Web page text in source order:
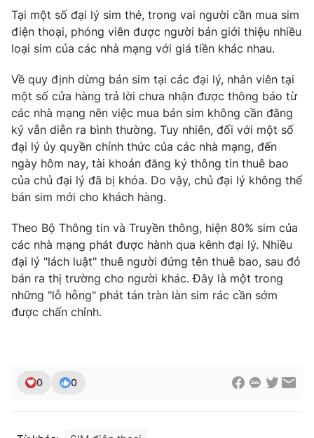
Thế giới đó đây
Kinh tế
Tài chính
Thị trường
Góc doanh nghiệp
Dữ liệu và đời sống
Truyền hình
Phim VTV
Hậu trường
Nhân vật
Giải sao mai
Giải trí
Điện ảnh
Âm nhạc
Sao
Đời sống
Làm đẹp
Chất lượng cuộc sống
Giáo dục
Tuyển sinh
Học trực tuyến
Công nghệ
Hitech Công nghệ tương lai
Sản phẩm
Tư vấn
Giao lưu trực tuyến
Tại một số đại lý sim thẻ, trong vai người cần mua sim
điện thoại, phóng viên được người bán giới thiệu nhiều
loại sim của các nhà mạng với giá tiền khác nhau.
Về quy định dừng bán sim tại các đại lý, nhân viên tại
một số cửa hàng trả lời chưa nhận được thông báo từ
các nhà mạng nên việc mua bán sim không cần đăng
ký vẫn diễn ra bình thường. Tuy nhiên, đối với một số
đại lý ủy quyền chính thức của các nhà mạng, đến
ngày hôm nay, tài khoản đăng ký thông tin thuê bao
của chủ đại lý đã bị khóa. Do vậy, chủ đại lý không thể
bán sim mới cho khách hàng.
Theo Bộ Thông tin và Truyền thông, hiện 80% sim của
các nhà mạng phát được hành qua kênh đại lý. Nhiều
đại lý "lách luật" thuê người đứng tên thuê bao, sau đó
bán ra thị trường cho người khác. Đây là một trong
những "lỗ hỗng" phát tán tràn làn sim rác cần sớm
được chấn chỉnh.
0 0